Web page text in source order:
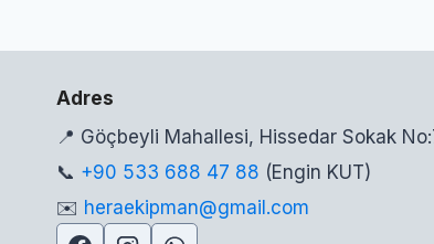
Adres
📍 Göçbeyli Mahallesi, Hissedar Sokak
📞 +90 533 688 47 88 (Engin KUT)
✉️ heraekipman@gmail.com